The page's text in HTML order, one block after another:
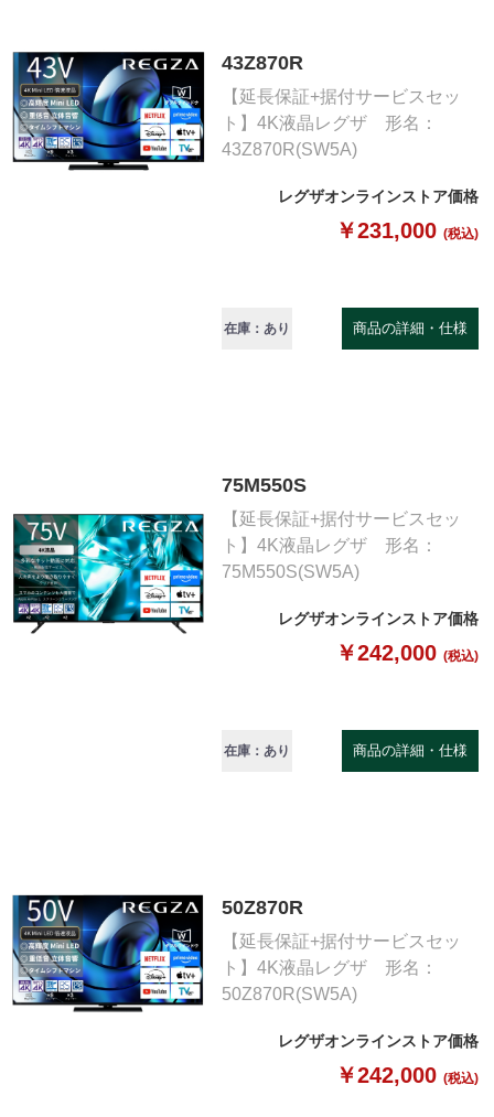
43Z870R
【延長保証+据付サービスセッ
ト】4K液晶レグザ 形名：
43Z870R(SW5A)
レグザオンラインストア価格
￥231,000 (税込)
在庫：あり 商品の詳細・仕様
75M550S
【延長保証+据付サービスセッ
ト】4K液晶レグザ 形名：
75M550S(SW5A)
レグザオンラインストア価格
￥242,000 (税込)
在庫：あり 商品の詳細・仕様
50Z870R
【延長保証+据付サービスセッ
ト】4K液晶レグザ 形名：
50Z870R(SW5A)
レグザオンラインストア価格
￥242,000 (税込)